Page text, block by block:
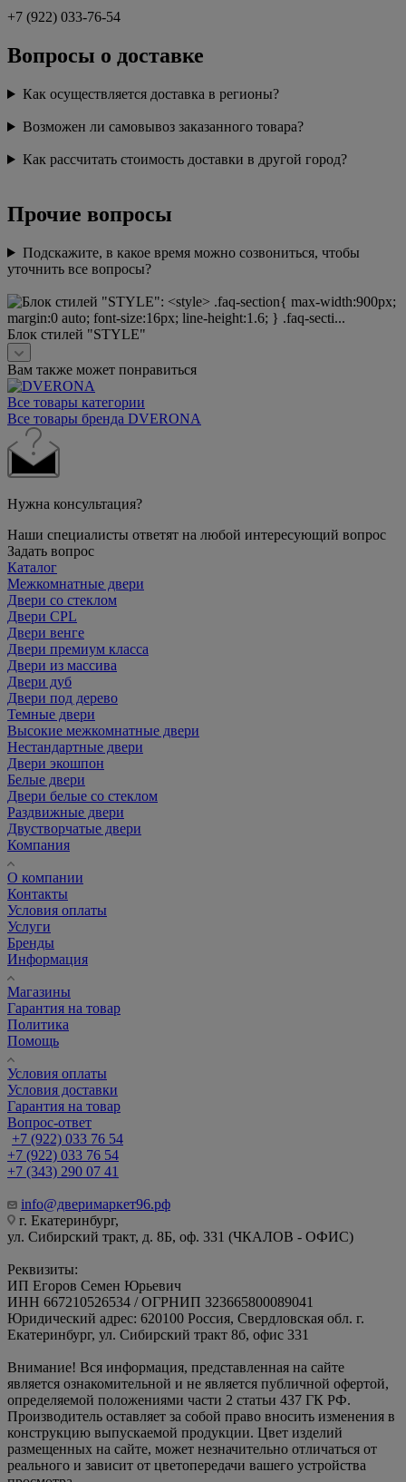
+7 (922) 033-76-54
Вопросы о доставке
Как осуществляется доставка в регионы?
Возможен ли самовывоз заказанного товара?
Как рассчитать стоимость доставки в другой город?
Прочие вопросы
Подскажите, в какое время можно созвониться, чтобы
уточнить все вопросы?
Блок стилей "STYLE"
Вам также может понравиться
Все товары категории
Все товары бренда DVERONA
Нужна консультация?
Наши специалисты ответят на любой интересующий вопрос
Задать вопрос
Каталог
Межкомнатные двери
Двери со стеклом
Двери CPL
Двери венге
Двери премиум класса
Двери из массива
Двери дуб
Двери под дерево
Темные двери
Высокие межкомнатные двери
Нестандартные двери
Двери экошпон
Белые двери
Двери белые со стеклом
Раздвижные двери
Двустворчатые двери
Компания
О компании
Контакты
Условия оплаты
Услуги
Бренды
Информация
Магазины
Гарантия на товар
Политика
Помощь
Условия оплаты
Условия доставки
Гарантия на товар
Вопрос-ответ
+7 (922) 033 76 54
+7 (922) 033 76 54
+7 (343) 290 07 41
info@дверимаркет96.рф
г. Екатеринбург,
ул. Сибирский тракт, д. 8Б, оф. 331 (ЧКАЛОВ - ОФИС)
Реквизиты:
ИП Егоров Семен Юрьевич
ИНН 667210526534 / ОГРНИП 323665800089041
Юридический адрес: 620100 Россия, Свердловская обл. г.
Екатеринбург, ул. Сибирский тракт 8б, офис 331
Внимание! Вся информация, представленная на сайте
является ознакомительной и не является публичной офертой,
определяемой положениями части 2 статьи 437 ГК РФ.
Производитель оставляет за собой право вносить изменения в
конструкцию выпускаемой продукции. Цвет изделий
размещенных на сайте, может незначительно отличаться от
реального и зависит от цветопередачи вашего устройства